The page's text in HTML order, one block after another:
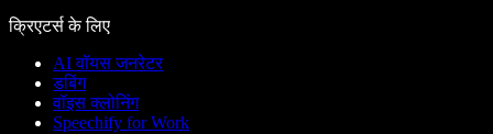
क्रिएटर्स के लिए
AI वॉयस जनरेटर
डबिंग
वॉइस क्लोनिंग
Speechify for Work